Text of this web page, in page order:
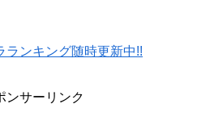
ンキング随時更新中!!
ンサーリンク